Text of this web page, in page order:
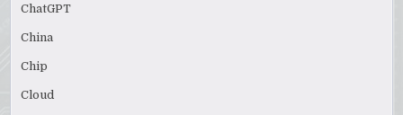
ChatGPT
China
Chip
Cloud